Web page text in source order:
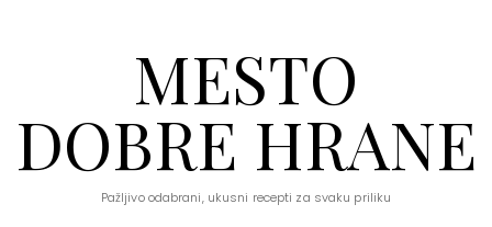
MESTO
DOBRE HRANE
Pažljivo odabrani, ukusni recepti za svaku priliku